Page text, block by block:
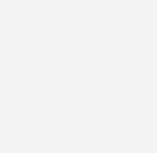
werden, um überhaupt
soll allerdings die EH-40-
in 2022 gedeckelt werden.
für 600 Mio.
die Unternehmen laut der
Insgesamt sind also bei den